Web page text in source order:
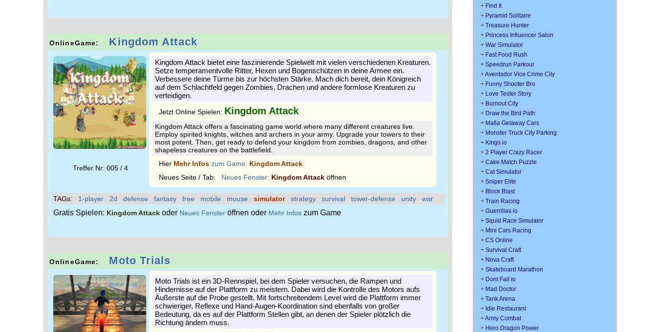
OnlineGame: Kingdom Attack
Treffer Nr: 005 / 4
Kingdom Attack bietet eine faszinierende Spielwelt mit vielen verschiedenen Kreaturen.
Setze temperamentvolle Ritter, Hexen und Bogenschützen in deine Armee ein.
Verbessere deine Türme bis zur höchsten Stärke. Mach dich bereit, dein Königreich
auf dem Schlachtfeld gegen Zombies, Drachen und andere formlose Kreaturen zu
verteidigen.
Jetzt Online Spielen: Kingdom Attack
Kingdom Attack offers a fascinating game world where many different creatures live.
Employ spirited knights, witches and archers in your army. Upgrade your towers to their
most potent. Then, get ready to defend your kingdom from zombies, dragons, and other
shapeless creatures on the battlefield.
Hier Mehr Infos zum Game: Kingdom Attack
Neues Seite / Tab: Neues Fenster: Kingdom Attack öffnen
TAGs: 1-player 2d defense fantasy free mobile mouse simulator strategy survival tower-defense unity war
Gratis Spielen: Kingdom Attack oder Neues Fenster öffnen oder Mehr Infos zum Game
OnlineGame: Moto Trials
Moto Trials ist ein 3D-Rennspiel, bei dem Spieler versuchen, die Rampen und
Hindernisse auf der Plattform zu meistern. Dabei wird die Kontrolle des Motors aufs
Äußerste auf die Probe gestellt. Mit fortschreitendem Level wird die Plattform immer
schwieriger. Reflexe und Hand-Augen-Koordination sind ebenfalls von großer
Bedeutung, da es auf der Plattform Stellen gibt, an denen der Spieler plötzlich die
Richtung ändern muss.
+ Find It
+ Pyramid Solitaire
+ Treasure Hunter
+ Princess Influencer Salon
+ War Simulator
+ Fast Food Rush
+ Speedrun Parkour
+Aventador Vice Crime City
+ Funny Shooter Bro
+ Love Tester Story
+ Burnout City
+ Draw the Bird Path
+ Mafia Getaway Cars
+ Monster Truck City Parking
+ Kings io
+ 2 Player Crazy Racer
+ Cake Match Puzzle
+ Cat Simulator
+ Sniper Elite
+ Block Blast
+ Train Racing
+ Guerrillas io
+ Squid Race Simulator
+ Mini Cars Racing
+ CS Online
+ Survival Craft
+ Nova Craft
+ Skateboard Marathon
+ Dont Fall io
+ Mad Doctor
+ Tank Arena
+ Idle Restaurant
+Army Combat
+ Hero Dragon Power